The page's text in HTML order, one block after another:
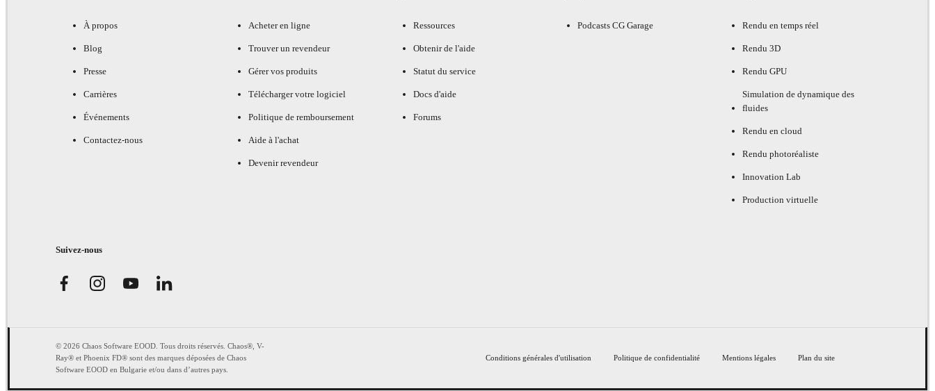
À propos
Blog
Presse
Carrières
Événements
Contactez-nous
Acheter en ligne
Trouver un revendeur
Gérer vos produits
Télécharger votre logiciel
Politique de remboursement
Aide à l'achat
Devenir revendeur
Ressources
Obtenir de l'aide
Statut du service
Docs d'aide
Forums
Podcasts CG Garage Rendu en temps réel
Rendu 3D
Rendu GPU
Simulation de dynamique des
fluides
Rendu en cloud
Rendu photoréaliste
Innovation Lab
Production virtuelle
Suivez-nous
© 2026 Chaos Software EOOD. Tous droits réservés. Chaos®, V-
Ray® et Phoenix FD® sont des marques déposées de Chaos
Software EOOD en Bulgarie et/ou dans d’autres pays.
Conditions générales d'utilisation Politique de confidentialité Mentions légales Plan du site